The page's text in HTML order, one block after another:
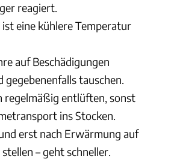
reagiert.
ist eine kühlere Temperatur
auf Beschädigungen
tauschen.
regelmäßig entlüften, sonst
ins Stocken.
erst nach Erwärmung auf
– geht schneller.